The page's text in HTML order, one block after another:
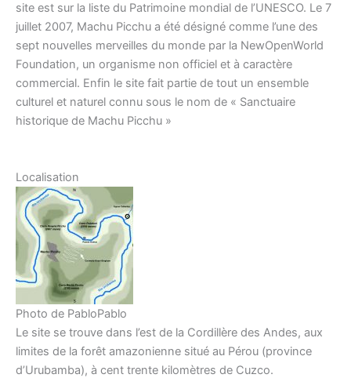
site est sur la liste du Patrimoine mondial de l’UNESCO. Le 7
juillet 2007, Machu Picchu a été désigné comme l’une des
sept nouvelles merveilles du monde par la NewOpenWorld
Foundation, un organisme non officiel et à caractère
commercial. Enfin le site fait partie de tout un ensemble
culturel et naturel connu sous le nom de « Sanctuaire
historique de Machu Picchu »
Localisation
Photo de PabloPablo
Le site se trouve dans l’est de la Cordillère des Andes, aux
limites de la forêt amazonienne situé au Pérou (province
d’Urubamba), à cent trente kilomètres de Cuzco.